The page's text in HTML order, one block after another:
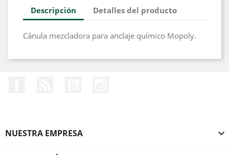
Descripción Detalles del producto
Cánula mezcladora para anclaje químico Mopoly.
NUESTRA EMPRESA 